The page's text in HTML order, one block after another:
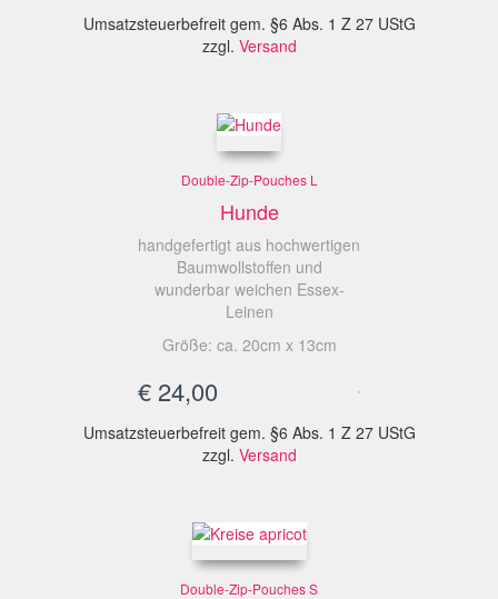
Umsatzsteuerbefreit gem. §6 Abs. 1 Z 27 UStG
zzgl. Versand
Double-Zip-Pouches L
Hunde
handgefertigt aus hochwertigen
Baumwollstoffen und
wunderbar weichen Essex-
Leinen
Größe: ca. 20cm x 13cm
€ 24,00
Umsatzsteuerbefreit gem. §6 Abs. 1 Z 27 UStG
zzgl. Versand
Double-Zip-Pouches S